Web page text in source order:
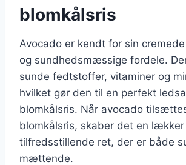
blomkålsris
Avocado er kendt for sin
og sundhedsmæssige fordele.
sunde fedtstoffer, vitaminer og
hvilket gør den til en perfekt
blomkålsris. Når avocado
blomkålsris, skaber det en lækker
tilfredsstillende ret, der er både
mættende.